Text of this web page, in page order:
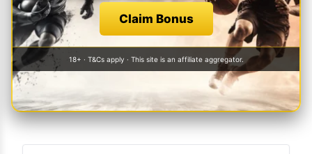
Claim Bonus
18+ · T&Cs apply · This site is an affiliate aggregator.